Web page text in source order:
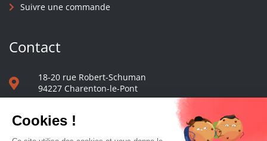
Suivre une commande
Contact
18-20 rue Robert-Schuman
94227 Charenton-le-Pont